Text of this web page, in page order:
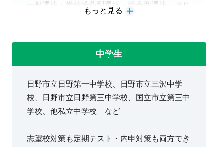
一般選抜・学校推薦型選抜・総合型選抜、それ
もっと見る
中学生
日野市立日野第一中学校、日野市立三沢中学
校、日野市立日野第三中学校、国立市立第三中
学校、他私立中学校 など
志望校対策も定期テスト・内申対策も両方でき